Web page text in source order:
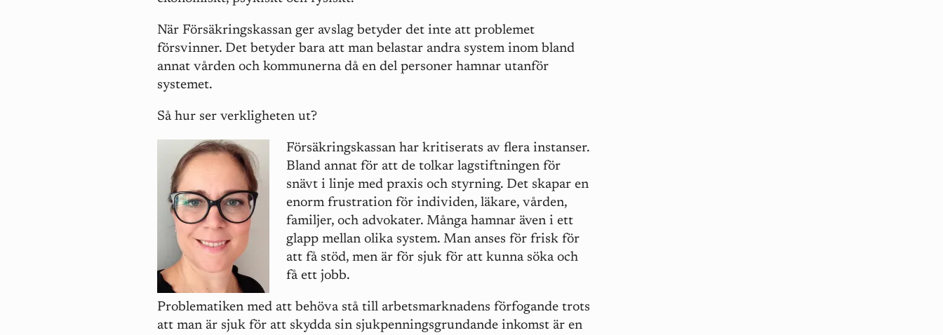
När Försäkringskassan ger avslag betyder det inte att problemet
försvinner. Det betyder bara att man belastar andra system inom bland
annat vården och kommunerna då en del personer hamnar utanför
systemet.
Så hur ser verkligheten ut?
Försäkringskassan har kritiserats av flera instanser.
Bland annat för att de tolkar lagstiftningen för
snävt i linje med praxis och styrning. Det skapar en
enorm frustration för individen, läkare, vården,
familjer, och advokater. Många hamnar även i ett
glapp mellan olika system. Man anses för frisk för
att få stöd, men är för sjuk för att kunna söka och
få ett jobb.
Problematiken med att behöva stå till arbetsmarknadens förfogande trots
att man är sjuk för att skydda sin sjukpenningsgrundande inkomst är en